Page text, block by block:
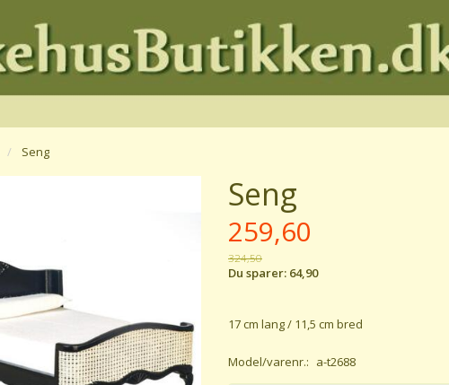
Seng
Seng
259,60
324,50
Du sparer: 64,90
17 cm lang / 11,5 cm bred
Model/varenr.: a-t2688